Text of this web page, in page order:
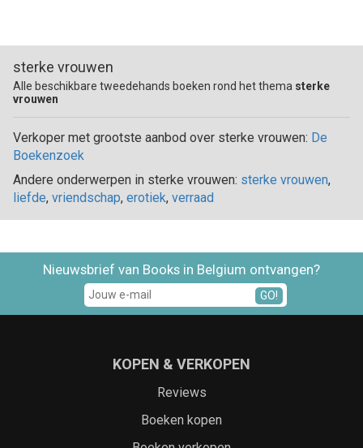
sterke vrouwen
Alle beschikbare tweedehands boeken rond het thema sterke
vrouwen
Verkoper met grootste aanbod over sterke vrouwen: De
Boekenzoek
Andere onderwerpen in sterke vrouwen: sterke vrouwen,
liefde, vriendschap, erotiek, verraad
Nieuwsbrief van Books in Belgium ontvangen?
GO!
KOPEN & VERKOPEN
Reviews
Boeken kopen